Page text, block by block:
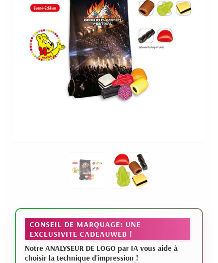
CONSEIL DE MARQUAGE: UNE
EXCLUSIVITE CADEAUWEB !
Notre ANALYSEUR DE LOGO par IA vous aide à
choisir la technique d'impression !